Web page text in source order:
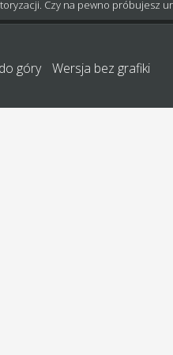
Czy na pewno próbujesz
góry Wersja bez grafiki